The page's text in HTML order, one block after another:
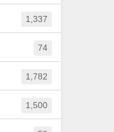
1,337
74
1,782
1,500